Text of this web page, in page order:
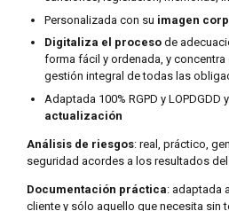
Personalizada con su imagen
Digitaliza el procesode
forma fácil y ordenada, y
gestión integral de todas las
Adaptada 100% RGPD y LOPDGDD
actualización
Análisis de riesgos: real, práctico,
seguridad acordes a los resultados del
Documentación práctica: adaptada
cliente y sólo aquello que necesita sin